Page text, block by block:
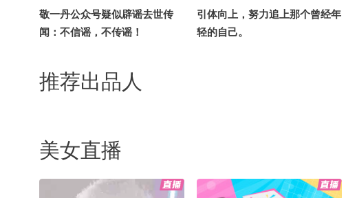
敬一丹公众号疑似辟谣去世传
闻：不信谣，不传谣！
引体向上，努力追上那个曾经年
轻的自己。
推荐出品人
美女直播